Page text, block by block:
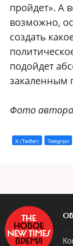
пройдет». А
возможно,
создать
подойдет
закаленным
Фото автора
X (Twitter) Telegram